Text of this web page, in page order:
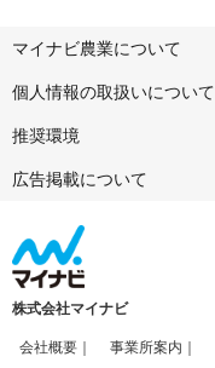
マイナビ農業について
個人情報の取扱いについて
推奨環境
広告掲載について
株式会社マイナビ
会社概要 事業所案内